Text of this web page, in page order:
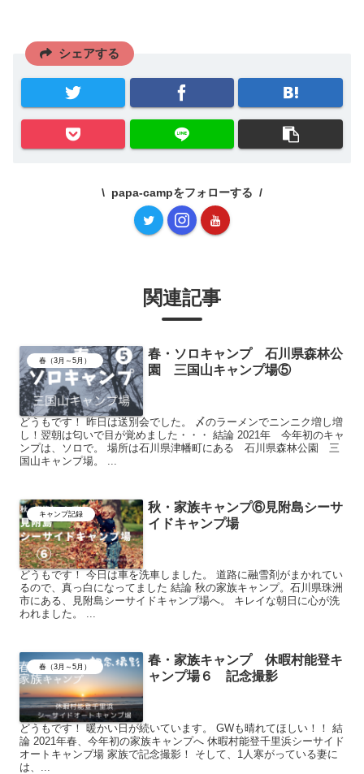
シェアする
papa-campをフォローする
関連記事
春（3月～5月）
春・ソロキャンプ 石川県森林公
園 三国山キャンプ場⑤
どうもです！ 昨日は送別会でした。 〆のラーメンでニンニク増し増
し！翌朝は匂いで目が覚めました・・・ 結論 2021年 今年初のキャ
ンプは、ソロで。 場所は石川県津幡町にある 石川県森林公園 三
国山キャンプ場。 ...
キャンプ記録
秋・家族キャンプ⑥見附島シーサ
イドキャンプ場
どうもです！ 今日は車を洗車しました。 道路に融雪剤がまかれてい
るので、真っ白になってました 結論 秋の家族キャンプ。石川県珠洲
市にある、見附島シーサイドキャンプ場へ。 キレイな朝日に心が洗
われました。 ...
春（3月～5月）
春・家族キャンプ 休暇村能登キ
ャンプ場６ 記念撮影
どうもです！ 暖かい日が続いています。 GWも晴れてほしい！！ 結
論 2021年春、今年初の家族キャンプへ 休暇村能登千里浜シーサイド
オートキャンプ場 家族で記念撮影！ そして、1人寒がっている妻に
は、...